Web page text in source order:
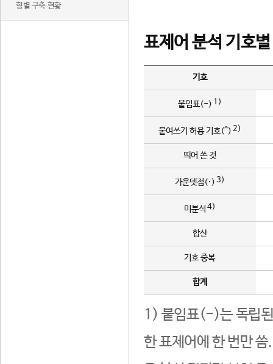
형별 구축 현황
표제어 분석 기호
기호
붙임표(-) 1)
붙여쓰기 허용 기호(^) 2)
띄어 쓴 것
가운뎃점(·) 3)
미분석 4)
합산
기호 중복
합계
1) 붙임표(-)는 독립된
한 표제어에 한 번만